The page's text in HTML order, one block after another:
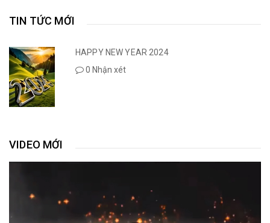
TIN TỨC MỚI
HAPPY NEW YEAR 2024
0 Nhận xét
VIDEO MỚI